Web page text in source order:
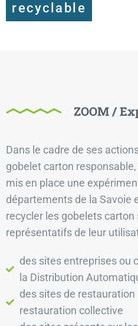
recyclable
ZOOM /
Dans le cadre de ses
gobelet carton
mis en place une
départements de la Savoie
recycler les gobelets carton
représentatifs de leur
des sites entreprises ou
la Distribution
des sites de
restauration collective